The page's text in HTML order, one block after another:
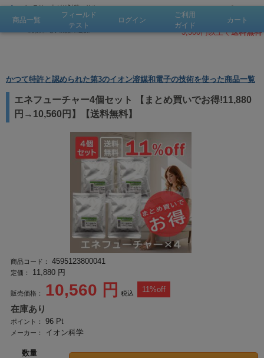
バッテリー上がり対策、サル
フェーション溶解・除去で 鉛
バッテリー復活、燃費改善
《溶媒和電子製品の通販》
会員登録
500pt！
会員登録 お問合せ
3,300円以上で送料無料
商品一覧
フィールド
テスト
ログイン
ご利用
ガイド
カート
かつて特許と認められた第3のイオン溶媒和電子の技術を使った商品一覧
エネフューチャー4個セット 【まとめ買いでお得!11,880
円→10,560円】【送料無料】
商品コード： 4595123800041
定価： 11,880 円
販売価格： 10,560 円 税込 11%off
在庫あり
ポイント： 96 Pt
メーカー： イオン科学
数量